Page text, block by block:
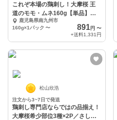
これぞ本場の鶏刺し！大摩桜 王
道のモモ・ムネ160g【単品】
（冷凍）
鹿児島県南九州市
160g×1パック 〜 891円 〜
+送料1,331円
松山欣浩
注文から3~7日で発送
鶏刺し専門店ならではの品揃え！
大摩桜希少部位3種×2P／さしみ